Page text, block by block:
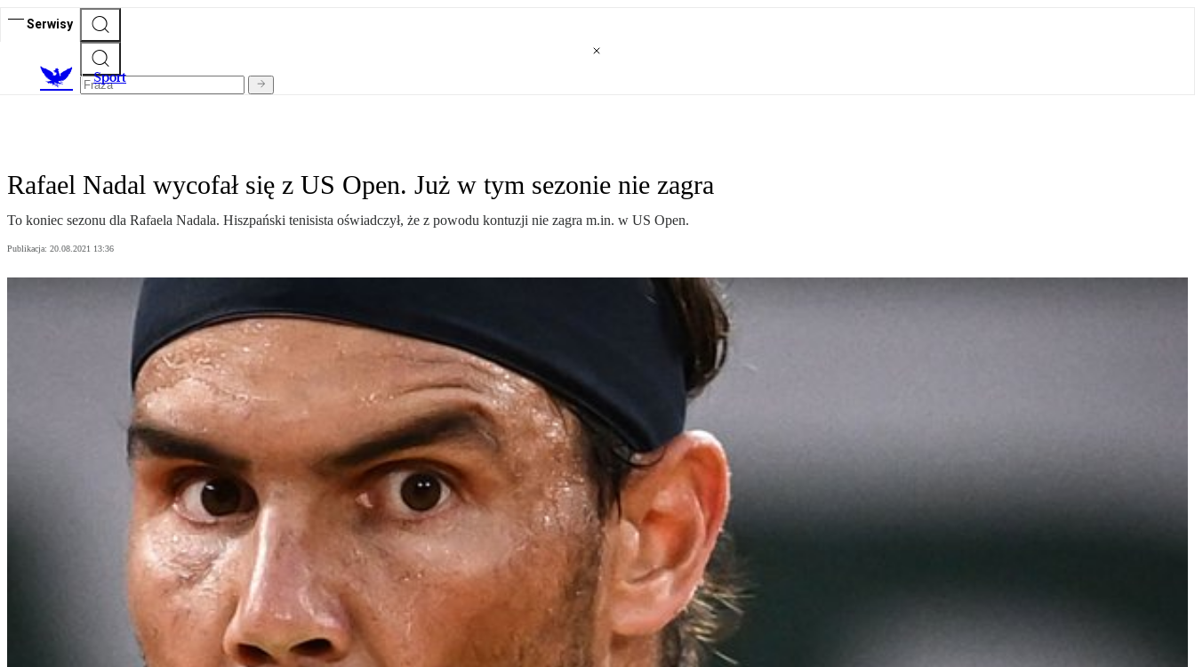
Serwisy
Sport
Rafael Nadal wycofał się z US Open. Już w tym sezonie nie zagra
To koniec sezonu dla Rafaela Nadala. Hiszpański tenisista oświadczył, że z powodu kontuzji nie zagra m.in. w US Open.
Publikacja: 20.08.2021 13:36